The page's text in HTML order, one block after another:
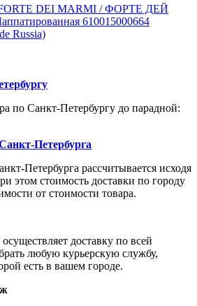
FORTE DEI MARMI / ФОРТЕ ДЕЙ
610015000664
Russia)
по Санкт-Петербургу до парадной:
Петербурга
Петербурга рассчитывается исходя
этом стоимость доставки по городу
от стоимости товара.
доставку по всей
любую курьерскую службу,
есть в вашем городе.